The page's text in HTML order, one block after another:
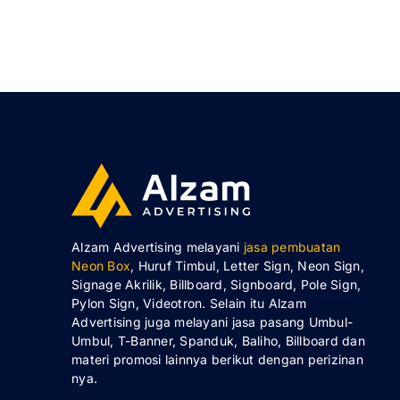
Alzam Advertising melayani jasa pembuatan
Neon Box, Huruf Timbul, Letter Sign, Neon Sign,
Signage Akrilik, Billboard, Signboard, Pole Sign,
Pylon Sign, Videotron. Selain itu Alzam
Advertising juga melayani jasa pasang Umbul-
Umbul, T-Banner, Spanduk, Baliho, Billboard dan
materi promosi lainnya berikut dengan perizinan
nya.